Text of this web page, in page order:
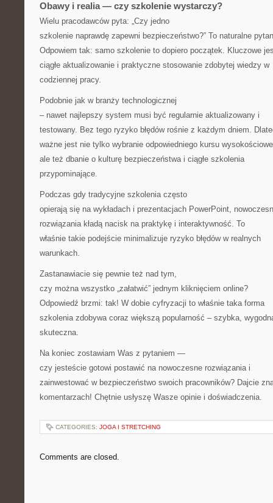
Obawy i realia — czy szkolenie wystarczy?
Wielu pracodawców pyta: „Czy jedno
szkolenie naprawdę zapewni bezpieczeństwo?” To naturalne
Odpowiem tak: samo szkolenie to dopiero początek. Kluczowe
ciągłe aktualizowanie i praktyczne stosowanie zdobytej wiedzy w
codziennej pracy.
Podobnie jak w branży technologicznej
– nawet najlepszy system musi być regularnie aktualizowany i
testowany. Bez tego ryzyko błędów rośnie z każdym dniem.
ważne jest nie tylko wybranie odpowiedniego kursu
ale też dbanie o kulturę bezpieczeństwa i ciągłe szkolenia
przypominające.
Podczas gdy tradycyjne szkolenia często
opierają się na wykładach i prezentacjach PowerPoint,
rozwiązania kładą nacisk na praktykę i interaktywność. To
właśnie takie podejście minimalizuje ryzyko błędów w realnych
warunkach.
Zastanawiacie się pewnie też nad tym,
czy można wszystko „załatwić” jednym kliknięciem online?
Odpowiedź brzmi: tak! W dobie cyfryzacji to właśnie taka forma
szkolenia zdobywa coraz większą popularność – szybka,
skuteczna.
Na koniec zostawiam Was z pytaniem —
czy jesteście gotowi postawić na nowoczesne rozwiązania i
zainwestować w bezpieczeństwo swoich pracowników? Dajcie
komentarzach! Chętnie usłyszę Wasze opinie i doświadczenia.
CATEGORIES: JOGA I STRETCHING
Comments are closed.